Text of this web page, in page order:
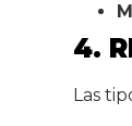
4.
Las